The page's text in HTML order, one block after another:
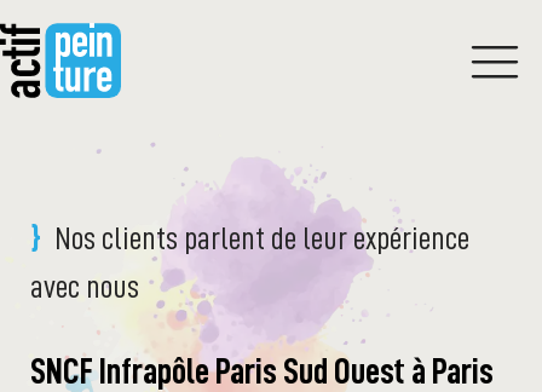
Nos clients parlent de leur expérience
avec nous
SNCF Infrapôle Paris Sud Ouest à Paris